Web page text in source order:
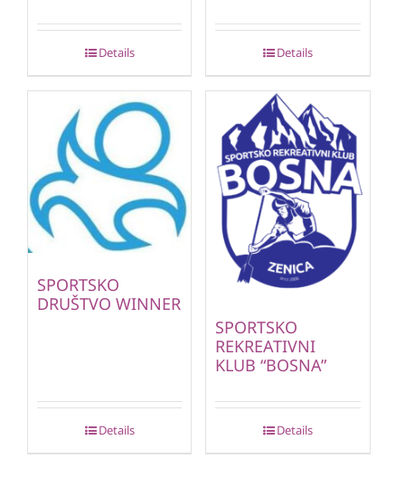
Details Details
SPORTSKO
DRUŠTVO WINNER
Details
SPORTSKO
REKREATIVNI
KLUB “BOSNA”
Details